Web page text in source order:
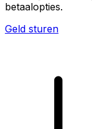
betaalopties.
Geld sturen